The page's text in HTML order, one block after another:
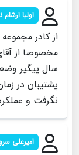
اولیا ارشام
از کادر
سال پیگیر
پشتیبان در
نگرفت و
امیرعلی